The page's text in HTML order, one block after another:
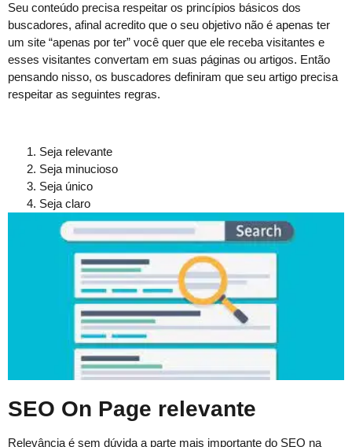
Seu conteúdo precisa respeitar os princípios básicos dos
buscadores, afinal acredito que o seu objetivo não é apenas ter
um site “apenas por ter” você quer que ele receba visitantes e
esses visitantes convertam em suas páginas ou artigos. Então
pensando nisso, os buscadores definiram que seu artigo precisa
respeitar as seguintes regras.
Seja rel­e­vante
Seja min­u­cioso
Seja úni­co
Seja claro
SEO On Page relevante
Relevân­cia é sem dúvi­da a parte mais impor­tante do SEO na